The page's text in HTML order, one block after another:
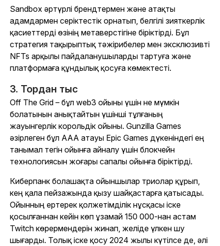
Sandbox әртүрлі брендтермен және атақты
адамдармен серіктестік орнатып, белгілі зияткерлік
қасиеттерді өзінің метаверстігіне біріктірді. Бұл
стратегия тақырыптық тәжірибелер мен эксклюзивті
NFTs арқылы пайдаланушыларды тартуға және
платформаға құндылық қосуға көмектесті.
3. Тордан тыс
Off The Grid – бұл web3 ойыны үшін не мүмкін
болатынын анықтайтын үшінші тұлғаның
жауынгерлік корольдік ойыны. Gunzilla Games
әзірлеген бұл AAA атауы Epic Games дүкеніндегі ең
танымал тегін ойынға айналу үшін блокчейн
технологиясын жоғары сапалы ойынға біріктірді.
Киберпанк болашақта ойыншылар триолар құрып,
кең қала пейзажында қызу шайқастарға қатысады.
Ойынның ертерек қолжетімділік нұсқасы іске
қосылғаннан кейін көп ұзамай 150 000-нан астам
Twitch көрермендерін жинап, желіде үлкен шу
шығарды. Толық іске қосу 2024 жылы күтілсе де, әлі